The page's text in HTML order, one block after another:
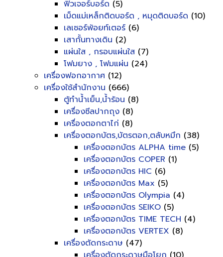
ฟิวเจอร์บอร์ด (5)
เม็ดแม่เหล็กติดบอร์ด , หมุดติดบอร์ด (10)
เลเซอร์พ้อยท์เตอร์ (6)
เสากั้นทางเดิน (2)
แผ่นใส , กรอบแผ่นใส (7)
โฟมยาง , โฟมแผ่น (24)
เครื่องฟอกอากาศ (12)
เครื่องใช้สำนักงาน (666)
ตู้ทำน้ำเย็น,น้ำร้อน (8)
เครื่องซีลปากถุง (8)
เครื่องตอกตาไก่ (8)
เครื่องตอกบัตร,บัตรตอก,ตลับหมึก (38)
เครื่องตอกบัตร ALPHA time (5)
เครื่องตอกบัตร COPER (1)
เครื่องตอกบัตร HIC (6)
เครื่องตอกบัตร Max (5)
เครื่องตอกบัตร Olympia (4)
เครื่องตอกบัตร SEIKO (5)
เครื่องตอกบัตร TIME TECH (4)
เครื่องตอกบัตร VERTEX (8)
เครื่องตัดกระดาษ (47)